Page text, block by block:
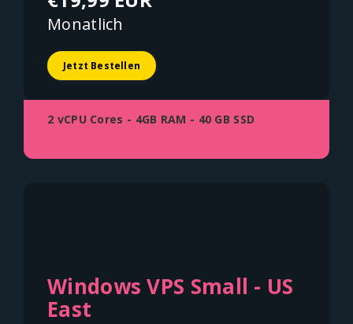
Monatlich
Jetzt Bestellen
2 vCPU Cores - 4GB RAM - 40 GB SSD
Windows VPS Small - US
East